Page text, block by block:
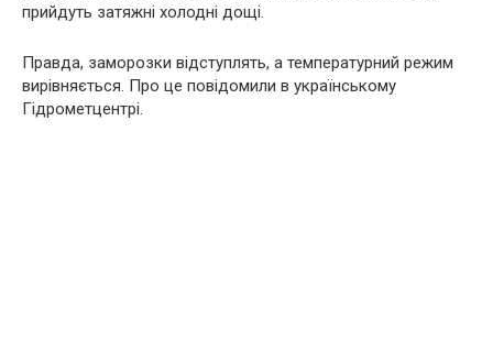
прийдуть затяжні холодні дощі.
Правда, заморозки відступлять, а температурний режим
вирівняється. Про це повідомили в українському
Гідрометцентрі.